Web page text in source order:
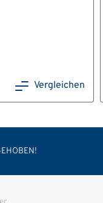
Vergleichen